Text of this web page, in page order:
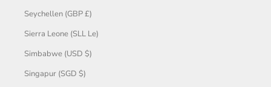
Seychellen (GBP £)
Sierra Leone (SLL Le)
Simbabwe (USD $)
Singapur (SGD $)